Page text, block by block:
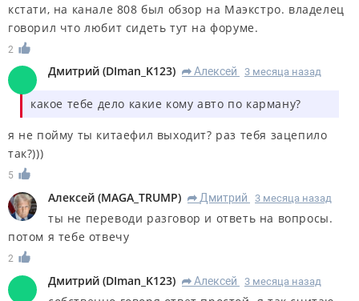
кстати, на канале 808 был обзор на Маэкстро. владелец
говорил что любит сидеть тут на форуме.
2
Дмитрий (DIman_K123) R Алексей 3 месяца назад
какое тебе дело какие кому авто по карману?
я не пойму ты китаефил выходит? раз тебя зацепило
так?)))
5
Алексей (MAGA_TRUMP) R Дмитрий 3 месяца назад
ты не переводи разговор и ответь на вопросы.
потом я тебе отвечу
2
Дмитрий (DIman_K123) R Алексей 3 месяца назад